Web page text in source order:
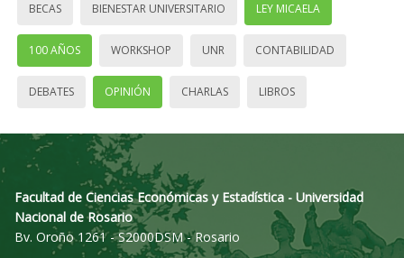
BECAS BIENESTAR UNIVERSITARIO LEY MICAELA
100 AÑOS WORKSHOP UNR CONTABILIDAD
DEBATES OPINIÓN CHARLAS LIBROS
Facultad de Ciencias Económicas y Estadística - Universidad
Nacional de Rosario
Bv. Oroño 1261 - S2000DSM - Rosario